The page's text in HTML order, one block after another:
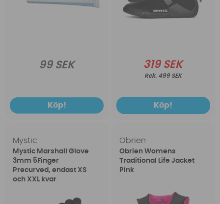
99 SEK
Köp!
319 SEK
499 SEK
Köp!
Mystic
Mystic Marshall Glove
3mm 5Finger
Precurved, endast XS
och XXL kvar
Obrien
Obrien Womens
Traditional Life Jacket
Pink